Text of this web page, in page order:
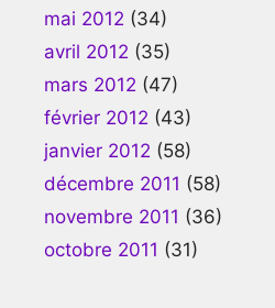
mai 2012 (34)
avril 2012 (35)
mars 2012 (47)
février 2012 (43)
janvier 2012 (58)
décembre 2011 (58)
novembre 2011 (36)
octobre 2011 (31)